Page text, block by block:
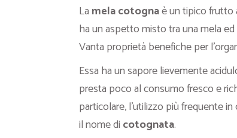
La mela cotognaè un tipico frutto
ha un aspetto misto tra una mela
Vanta proprietà benefiche per
Essa ha un sapore lievemente
presta poco al consumo fresco e
particolare, l’utilizzo più frequente
il nome di cotognata.